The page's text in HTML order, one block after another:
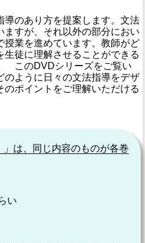
導のあり方を提案します。文法
すが、それ以外の部分におい
授業を進めています。教師がど
徒に理解させることができる
このDVDシリーズをご覧い
のように日々の文法指導をデザ
ポイントをご理解いただける
は、同じ内容のものが各巻
い